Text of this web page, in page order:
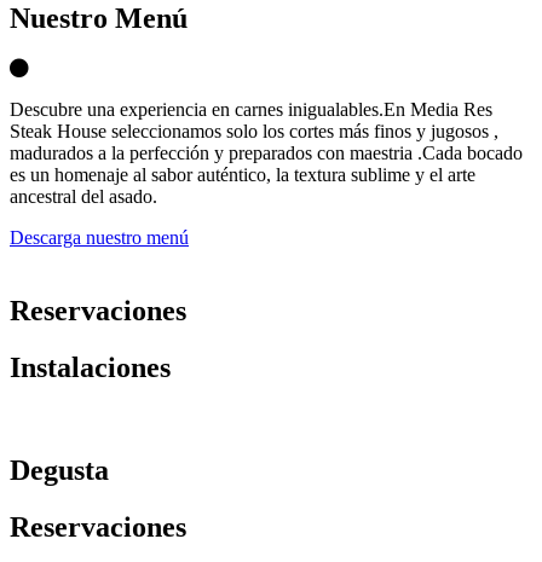
Nuestro Menú
Descubre una experiencia en carnes inigualables.En Media Res
Steak House seleccionamos solo los cortes más finos y jugosos ,
madurados a la perfección y preparados con maestria .Cada bocado
es un homenaje al sabor auténtico, la textura sublime y el arte
ancestral del asado.
Descarga nuestro menú
Reservaciones
Instalaciones
Degusta
Reservaciones